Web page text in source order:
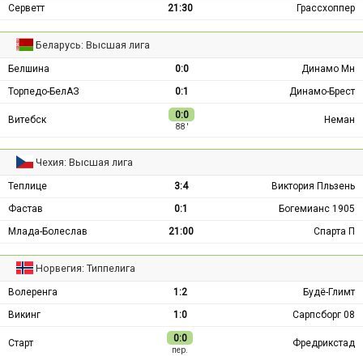
Серветт 21:30 Грассхоппер
Беларусь: Высшая лига
Белшина 0:0
Динамо Мн
Торпедо-БелАЗ
0:1 Динамо-Брест
Витебск 0:0
88 ′
Неман
Чехия: Высшая лига
Теплице 3:4
Виктория Пльзень
Фастав
0:1
Богемианс 1905
Млада-Болеслав
21:00 Спарта П
Норвегия: Типпелига
Волеренга 1:2
Будё-Глимт
Викинг
1:0 Сарпсборг 08
Старт 0:0
пер.
Фредрикстад